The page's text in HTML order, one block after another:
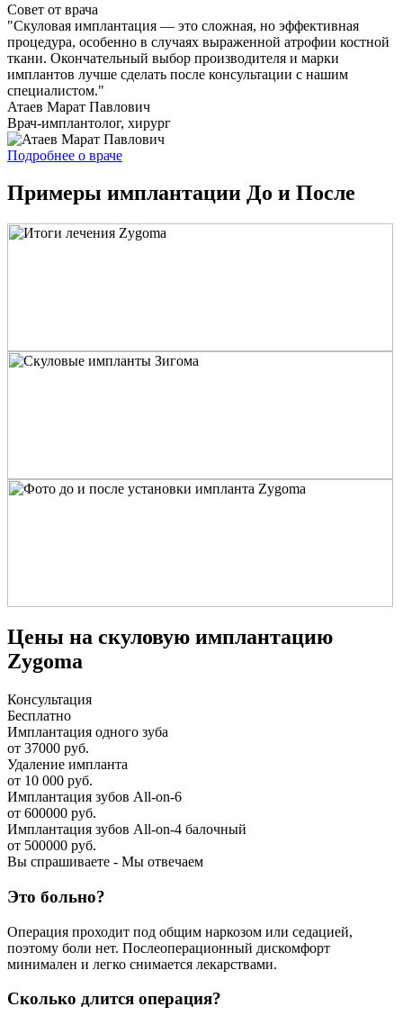
Совет от врача
"Скуловая имплантация — это сложная, но эффективная
процедура, особенно в случаях выраженной атрофии костной
ткани. Окончательный выбор производителя и марки
имплантов лучше сделать после консультации с нашим
специалистом."
Атаев Марат Павлович
Врач-имплантолог, хирург
Подробнее о враче
Примеры имплантации До и После
Цены на скуловую имплантацию
Zygoma
Консультация
Бесплатно
Имплантация одного зуба
от 37000 руб.
Удаление импланта
от 10 000 руб.
Имплантация зубов All-on-6
от 600000 руб.
Имплантация зубов All-on-4 балочный
от 500000 руб.
Вы спрашиваете - Мы отвечаем
Это больно?
Операция проходит под общим наркозом или седацией,
поэтому боли нет. Послеоперационный дискомфорт
минимален и легко снимается лекарствами.
Сколько длится операция?